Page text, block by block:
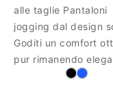
alle taglie Pantaloni
jogging dal design
Goditi un comfort
pur rimanendo